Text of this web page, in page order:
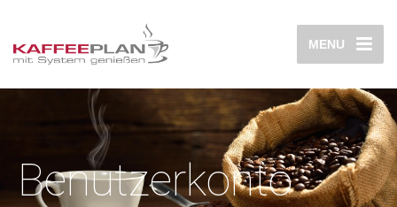
MENU
Benutzerkonto